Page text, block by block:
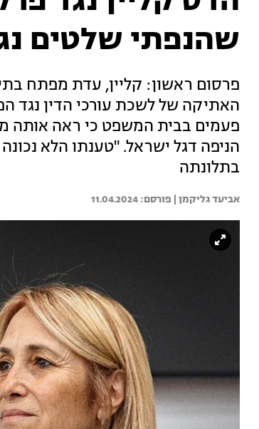
שהנפתי שלטים
האתיקה של לשכת עורכי הדין
פעמים בבית המשפט כי ראה אותה
הניפה דגל ישראל. "טענתו הלא
בתלונתה
אביעד גליקמן | 11.04.2024